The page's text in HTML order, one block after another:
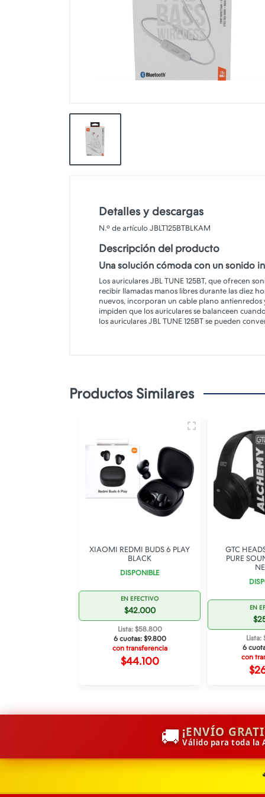
👾COLECCIONABLES🧸
💻MUNDO PC GAMER💻
🔌CABLES Y ADAPTADORES🔌
🫗GEEK HOME🍵
Detalles y descargas
N.º de artículo JBLT125BTBLKAM
Descripción del producto
Una solución cómoda con un sonido
Los auriculares JBL TUNE 125BT, que ofrecen
recibir llamadas manos libres durante las diez
nuevos, incorporan un cable plano antienredos
impiden que los auriculares se balanceen
los auriculares JBL TUNE 125BT se pueden
Productos Similares
XIAOMI REDMI BUDS 6 PLAY
BLACK
DISPONIBLE
EN EFECTIVO
$42.000
Lista: $58.800
6 cuotas: $9.800
con transferencia
$44.100
GTC
PURE
EN
6
con
🚚¡ENVÍO
Válido para toda